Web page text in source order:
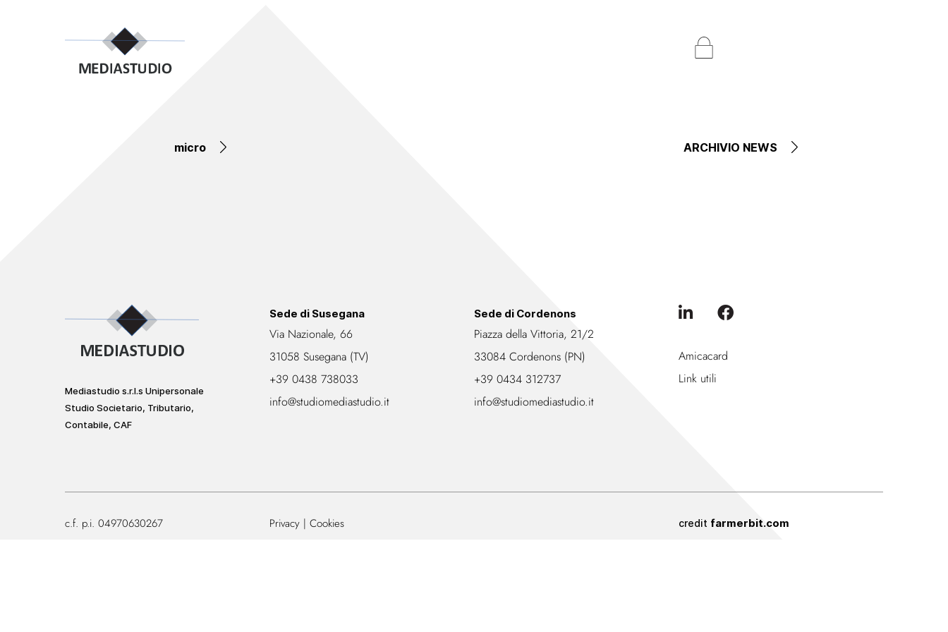
micro ARCHIVIO NEWS
Mediastudio s.r.l.s Unipersonale
Studio Societario, Tributario,
Contabile, CAF
Sede di Susegana
Via Nazionale, 66
31058 Susegana (TV)
+39 0438 738033
info@studiomediastudio.it
Sede di Cordenons
Piazza della Vittoria, 21/2
33084 Cordenons (PN)
+39 0434 312737
info@studiomediastudio.it
Amicacard
Link utili
c.f. p.i. 04970630267 Privacy Cookies credit farmerbit.com